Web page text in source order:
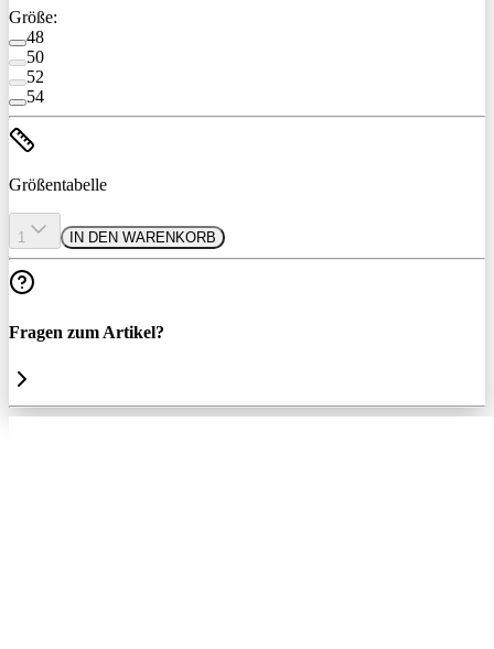
Größe:
48
50
52
54
Größentabelle
1 IN DEN WARENKORB
Fragen zum Artikel?